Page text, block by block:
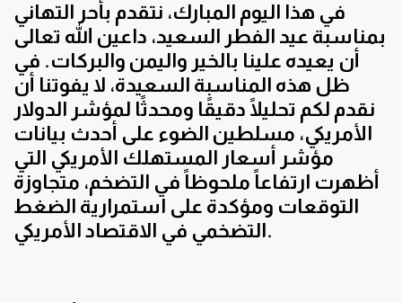
في هذا اليوم المبارك، نتقدم بأحر التهاني
بمناسبة عيد الفطر السعيد، داعين الله تعالى
أن يعيده علينا بالخير واليمن والبركات. في
ظل هذه المناسبة السعيدة، لا يفوتنا أن
نقدم لكم تحليلًا دقيقًا ومحدثًا لمؤشر الدولار
الأمريكي، مسلطين الضوء على أحدث بيانات
مؤشر أسعار المستهلك الأمريكي التي
أظهرت ارتفاعاً ملحوظاً في التضخم، متجاوزة
التوقعات ومؤكدة على استمرارية الضغط
التضخمي في الاقتصاد الأمريكي.